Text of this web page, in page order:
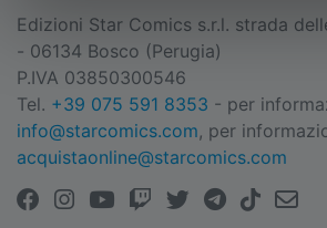
Edizioni Star Comics s.r.l. strada
- 06134 Bosco (Perugia)
P.IVA 03850300546
Tel. +39 075 591 8353 - per
info@starcomics.com, per
acquistaonline@starcomics.com